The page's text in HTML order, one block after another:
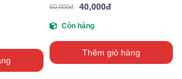
60,000đ 40,000đ
Còn hàng
Thêm giỏ hàng